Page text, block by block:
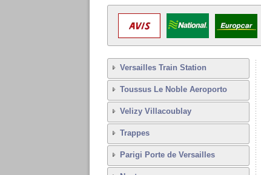
Versailles Train Station
Toussus Le Noble Aeroporto
Velizy Villacoublay
Trappes
Parigi Porte de Versailles